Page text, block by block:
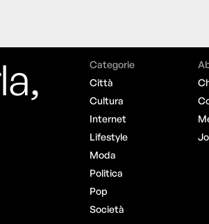
Categorie
Città
Cultura
Internet
Lifestyle
Moda
Politica
Pop
Società